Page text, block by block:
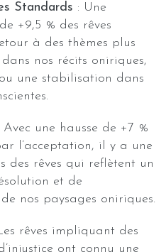
Standards : Une
+9,5 % des rêves
à des thèmes plus
nos récits oniriques,
une stabilisation dans
Avec une hausse de +7 %
l’acceptation, il y a une
des rêves qui reflètent un
et de
nos paysages oniriques.
rêves impliquant des
ont connu une